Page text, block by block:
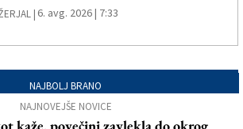
| 6. avg. 2026 | 7:33
NAJBOLJ BRANO
NAJNOVEJŠE NOVICE